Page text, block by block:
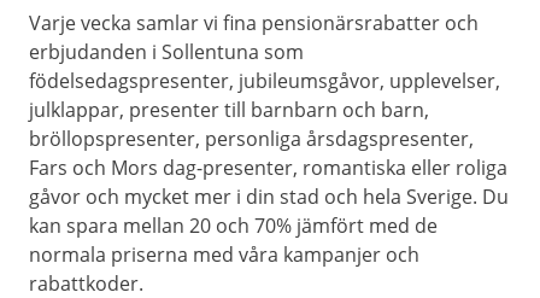
Varje vecka samlar vi fina pensionärsrabatter och
erbjudanden i Sollentuna som
födelsedagspresenter, jubileumsgåvor, upplevelser,
julklappar, presenter till barnbarn och barn,
bröllopspresenter, personliga årsdagspresenter,
Fars och Mors dag-presenter, romantiska eller roliga
gåvor och mycket mer i din stad och hela Sverige. Du
kan spara mellan 20 och 70% jämfört med de
normala priserna med våra kampanjer och
rabattkoder.